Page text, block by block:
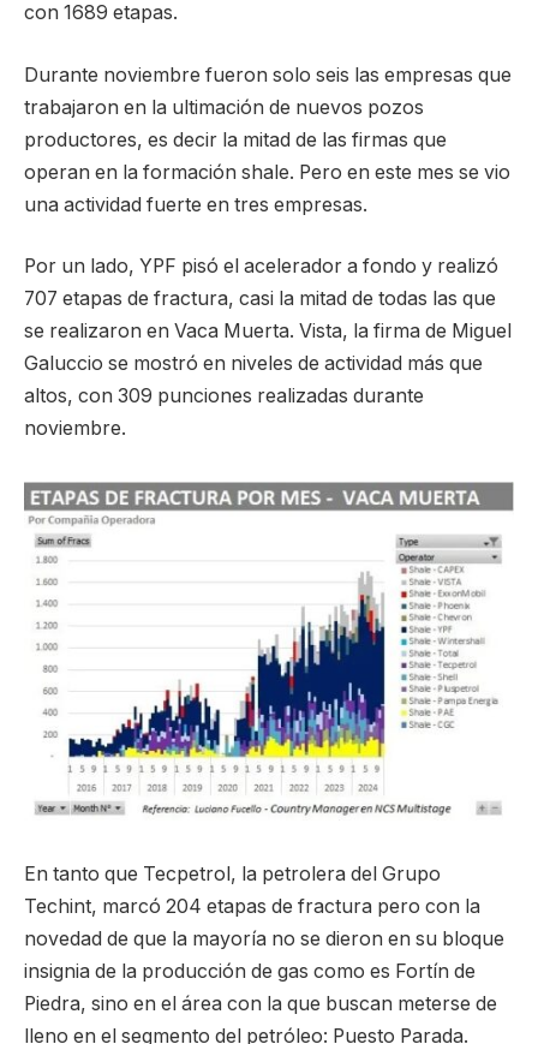
con 1689 etapas.
Durante noviembre fueron solo seis las empresas que
trabajaron en la ultimación de nuevos pozos
productores, es decir la mitad de las firmas que
operan en la formación shale. Pero en este mes se vio
una actividad fuerte en tres empresas.
Por un lado, YPF pisó el acelerador a fondo y realizó
707 etapas de fractura, casi la mitad de todas las que
se realizaron en Vaca Muerta. Vista, la firma de Miguel
Galuccio se mostró en niveles de actividad más que
altos, con 309 punciones realizadas durante
noviembre.
En tanto que Tecpetrol, la petrolera del Grupo
Techint, marcó 204 etapas de fractura pero con la
novedad de que la mayoría no se dieron en su bloque
insignia de la producción de gas como es Fortín de
Piedra, sino en el área con la que buscan meterse de
lleno en el segmento del petróleo: Puesto Parada.